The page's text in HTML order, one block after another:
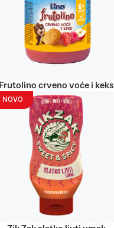
Frutolino crveno voće i keks
NOVO